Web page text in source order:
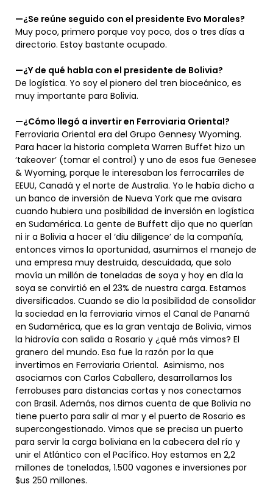
—¿Se reúne seguido con el presidente Evo Morales?
Muy poco, primero porque voy poco, dos o tres días a
directorio. Estoy bastante ocupado.
—¿Y de qué habla con el presidente de Bolivia?
De logística. Yo soy el pionero del tren bioceánico, es
muy importante para Bolivia.
—¿Cómo llegó a invertir en Ferroviaria Oriental?
Ferroviaria Oriental era del Grupo Gennesy Wyoming.
Para hacer la historia completa Warren Buffet hizo un
‘takeover’ (tomar el control) y uno de esos fue Genesee
& Wyoming, porque le interesaban los ferrocarriles de
EEUU, Canadá y el norte de Australia. Yo le había dicho a
un banco de inversión de Nueva York que me avisara
cuando hubiera una posibilidad de inversión en logística
en Sudamérica. La gente de Buffett dijo que no querían
ni ir a Bolivia a hacer el ‘diu diligence’ de la compañía,
entonces vimos la oportunidad, asumimos el manejo de
una empresa muy destruida, descuidada, que solo
movía un millón de toneladas de soya y hoy en día la
soya se convirtió en el 23% de nuestra carga. Estamos
diversificados. Cuando se dio la posibilidad de consolidar
la sociedad en la ferroviaria vimos el Canal de Panamá
en Sudamérica, que es la gran ventaja de Bolivia, vimos
la hidrovía con salida a Rosario y ¿qué más vimos? El
granero del mundo. Esa fue la razón por la que
invertimos en Ferroviaria Oriental. Asimismo, nos
asociamos con Carlos Caballero, desarrollamos los
ferrobuses para distancias cortas y nos conectamos
con Brasil. Además, nos dimos cuenta de que Bolivia no
tiene puerto para salir al mar y el puerto de Rosario es
supercongestionado. Vimos que se precisa un puerto
para servir la carga boliviana en la cabecera del río y
unir el Atlántico con el Pacífico. Hoy estamos en 2,2
millones de toneladas, 1.500 vagones e inversiones por
$us 250 millones.